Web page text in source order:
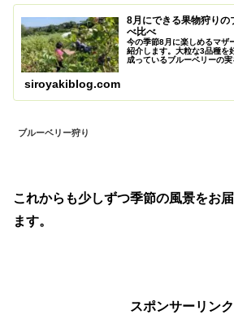
8月にできる果物狩り
べ比べ
今の季節8月に楽しめるマザ
紹介します。大粒な3品種を
成っているブルーベリーの
siroyakiblog.com
ブルーベリー狩り
これからも少しずつ季節の風景をお
ます。
スポンサーリンク